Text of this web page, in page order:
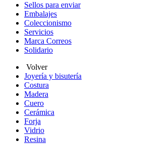
Sellos para enviar
Embalajes
Coleccionismo
Servicios
Marca Correos
Solidario
Volver
Joyería y bisutería
Costura
Madera
Cuero
Cerámica
Forja
Vidrio
Resina